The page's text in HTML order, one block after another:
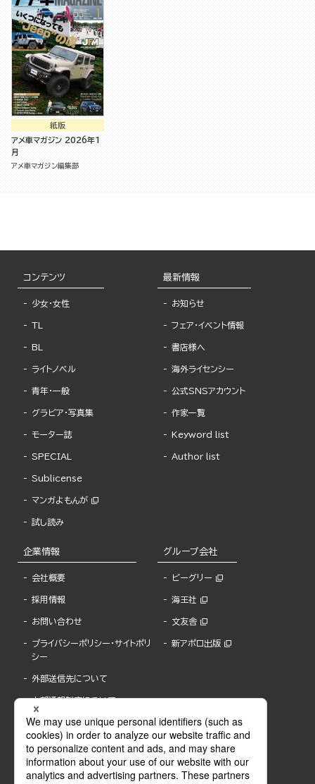
紙版
アメ車マガジン 2026年1
月
アメ車マガジン編集部
コンテンツ
少女・女性
TL
BL
ライトノベル
青年・一般
グラビア・写真集
モーター誌
SPECIAL
Sublicense
マンガよもんが
試し読み
最新情報
お知らせ
フェア・イベント情報
書店様へ
海外ライセンシー
公式SNSアカウント
作家一覧
Keyword list
Author list
企業情報
会社概要
採用情報
お問い合わせ
プライバシーポリシー・サイトポリ
シー
外部送信先について
内部通報制度について
グループ会社
ビーグリー
海王社
文友舎
新アポロ出版